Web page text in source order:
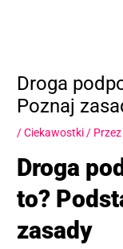
Droga
Poznaj
/Ciekawostki /
Droga
to?
zasady